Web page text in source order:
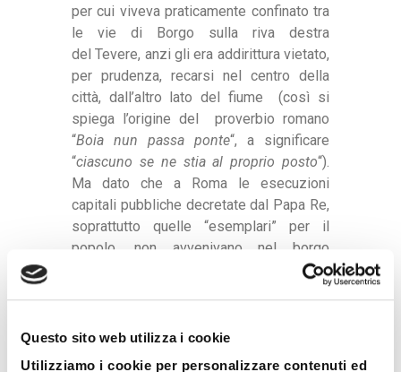
Questo sito web utilizza i cookie
Utilizziamo i cookie per personalizzare contenuti ed
per cui viveva praticamente confinato tra
le vie di Borgo sulla riva destra
del Tevere, anzi gli era addirittura vietato,
per prudenza, recarsi nel centro della
città, dall’altro lato del fiume (così si
spiega l’origine del proverbio romano
“Boia nun passa ponte“, a significare
“ciascuno se ne stia al proprio posto“).
Ma dato che a Roma le esecuzioni
capitali pubbliche decretate dal Papa Re,
soprattutto quelle “esemplari” per il
popolo, non avvenivano nel borgo
papalino, ma sull’altra sponda
del Tevere ( di solito a piazza del
Fiori o in via dei Cerchi), in eccezione al